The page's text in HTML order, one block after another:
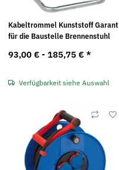
Kabeltrommel Kunststoff Garant
für die Baustelle Brennenstuhl
93,00 € - 185,75 € *
Verfügbarkeit siehe Auswahl